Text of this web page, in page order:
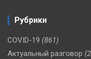
Рубрики
COVID-19 (861)
Актуальный разговор